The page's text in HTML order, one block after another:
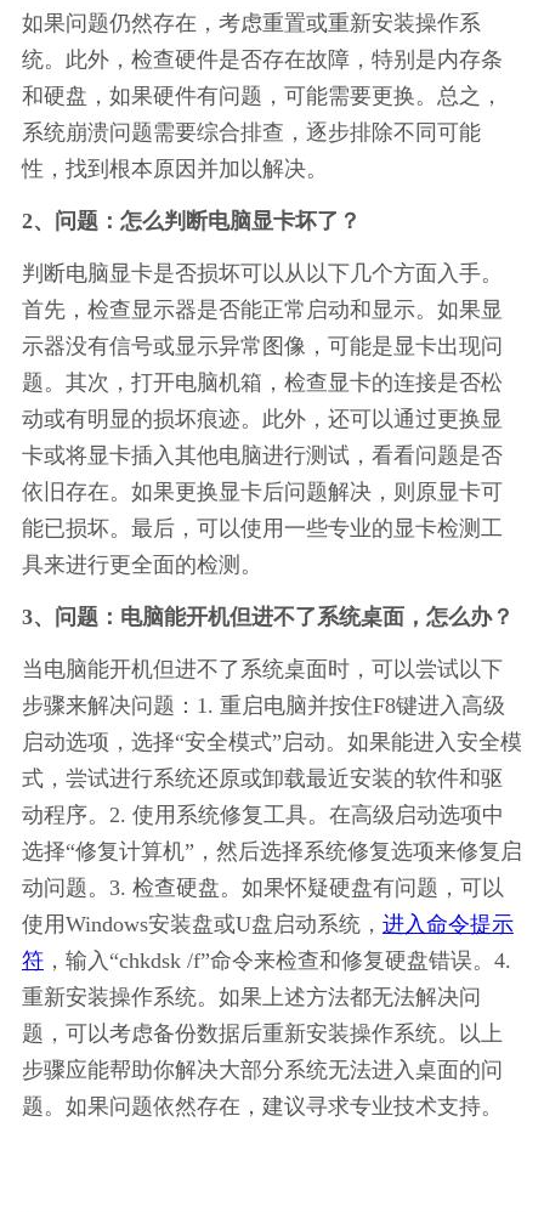
如果问题仍然存在，考虑重置或重新安装操作系
统。此外，检查硬件是否存在故障，特别是内存条
和硬盘，如果硬件有问题，可能需要更换。总之，
系统崩溃问题需要综合排查，逐步排除不同可能
性，找到根本原因并加以解决。
2、问题：怎么判断电脑显卡坏了？
判断电脑显卡是否损坏可以从以下几个方面入手。
首先，检查显示器是否能正常启动和显示。如果显
示器没有信号或显示异常图像，可能是显卡出现问
题。其次，打开电脑机箱，检查显卡的连接是否松
动或有明显的损坏痕迹。此外，还可以通过更换显
卡或将显卡插入其他电脑进行测试，看看问题是否
依旧存在。如果更换显卡后问题解决，则原显卡可
能已损坏。最后，可以使用一些专业的显卡检测工
具来进行更全面的检测。
3、问题：电脑能开机但进不了系统桌面，怎么办？
当电脑能开机但进不了系统桌面时，可以尝试以下
步骤来解决问题：1. 重启电脑并按住F8键进入高级
启动选项，选择“安全模式”启动。如果能进入安全模
式，尝试进行系统还原或卸载最近安装的软件和驱
动程序。2. 使用系统修复工具。在高级启动选项中
选择“修复计算机”，然后选择系统修复选项来修复启
动问题。3. 检查硬盘。如果怀疑硬盘有问题，可以
使用Windows安装盘或U盘启动系统， 进入命令提示
符，输入“chkdsk /f”命令来检查和修复硬盘错误。4.
重新安装操作系统。如果上述方法都无法解决问
题，可以考虑备份数据后重新安装操作系统。以上
步骤应能帮助你解决大部分系统无法进入桌面的问
题。如果问题依然存在，建议寻求专业技术支持。